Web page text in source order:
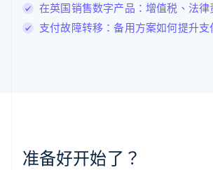
在英国销售数字产品：增值税、法律
支付故障转移：备用方案如何提升支
准备好开始了？
罗马尼亚
English
挪威